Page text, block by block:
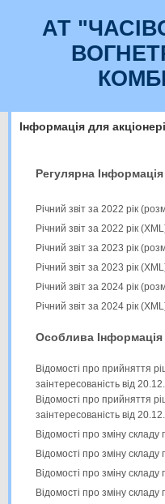
АТ
Інформація для
Регулярна Інформація
Річний звіт за 2022 рік
Річний звіт за 2022 рік
Річний звіт за 2023 рік
Річний звіт за 2023 рік
Річний звіт за 2024 рік
Річний звіт за 2024 рік
Особлива Інформація
Відомості про прийняття
заінтересованість від
Відомості про прийняття
заінтересованість від
Відомості про зміну
Відомості про зміну
Відомості про зміну
Відомості про зміну